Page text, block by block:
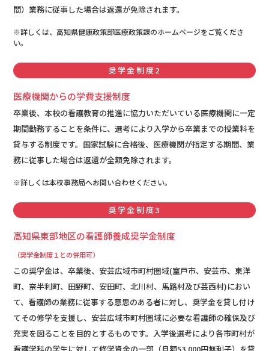
間）業務に従事した場合は返還が免除されます。
※詳しくは、高知県健康政策部医療政策課のホームページをご覧くださ
い。
奨学金制度2
医療機関からの学費支援制度
卒業後、本校の看護教育の推進に協力いただいている医療機関に一定
期間勤務することを条件に、選考により入学から卒業までの授業料を
貸与する制度です。国家試験に合格後、医療機関が指定する期間、業
務に従事した場合は返還が全額免除されます。
※詳しくは本校事務局へお問い合わせください。
奨学金制度3
高知県東部地区の看護師養成奨学金制度
（奨学金制度１との併用可）
この奨学金は、卒業後、安芸広域市町村圏域(室戸市、安芸市、東洋
町、奈半利町、田野町、安田町、北川村、馬路村及び芸西村)におい
て、看護師の業務に従事する意思のある者に対し、奨学金を貸し付け
てその修学を支援し、安芸広域市町村圏域に必要な看護師の確保及び
充実を図ることを目的とするものです。入学後選考により各市町村が